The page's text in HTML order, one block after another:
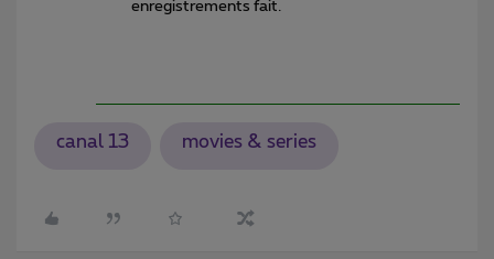
enregistrements fait.
canal 13 movies & series